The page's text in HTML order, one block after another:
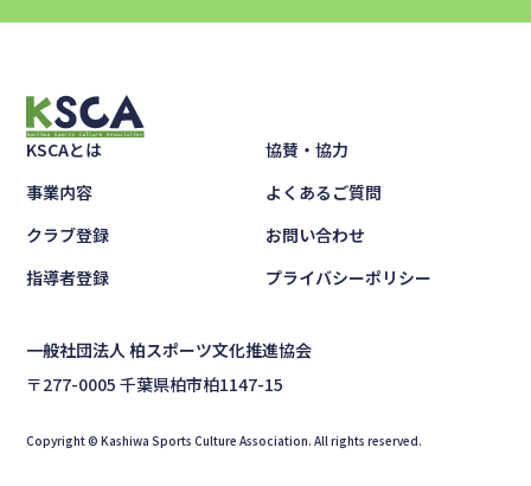
KSCAとは
事業内容
クラブ登録
指導者登録
協賛・協力
よくあるご質問
お問い合わせ
プライバシーポリシー
一般社団法人 柏スポーツ文化推進協会
〒277-0005 千葉県柏市柏1147-15
Copyright © Kashiwa Sports Culture Association. All rights reserved.